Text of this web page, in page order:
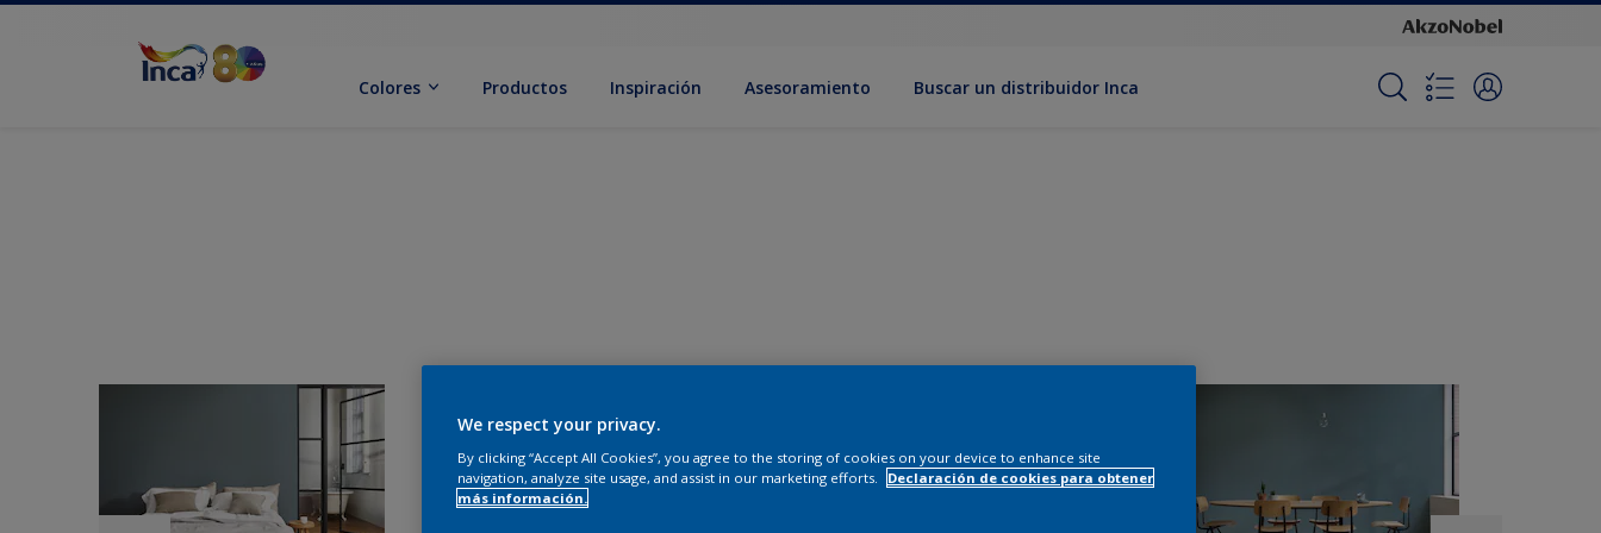
Colores Productos Inspiración Asesoramiento Buscar un distribuidor Inca
We respect your privacy.
By clicking “Accept All Cookies”, you agree to the storing of cookies on your device to enhance site
navigation, analyze site usage, and assist in our marketing efforts.
Declaración de cookies para obtener
más información.